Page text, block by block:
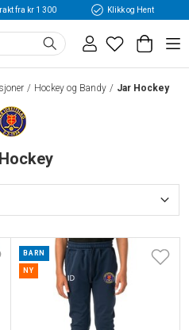
fra kr 1 300 Klikk og Hent
Hockey og Bandy Jar Hockey
BARN
NY